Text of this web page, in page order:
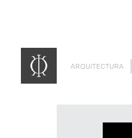
ARQUITECTURA